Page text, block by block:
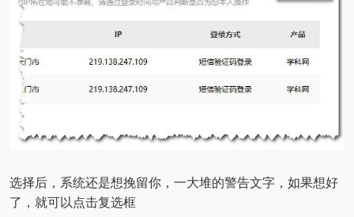
选择后，系统还是想挽留你，一大堆的警告文字，如果想好
了，就可以点击复选框